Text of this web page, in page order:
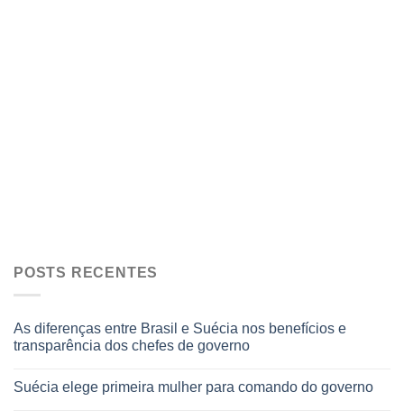
POSTS RECENTES
As diferenças entre Brasil e Suécia nos benefícios e
transparência dos chefes de governo
Suécia elege primeira mulher para comando do governo